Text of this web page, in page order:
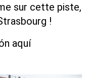
sur cette piste,
!
aquí